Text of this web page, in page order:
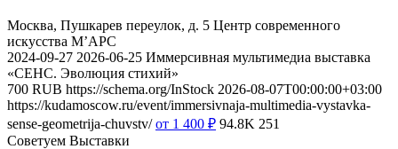
Москва, Пушкарев переулок, д. 5 Центр современного
искусства М’АРС
2024-09-27 2026-06-25 Иммерсивная мультимедиа выставка
«СЕНС. Эволюция стихий»
700 RUB https://schema.org/InStock 2026-08-07T00:00:00+03:00
https://kudamoscow.ru/event/immersivnaja-multimedia-vystavka-
sense-geometrija-chuvstv/ от 1 400 ₽ 94.8K 251
Советуем Выставки